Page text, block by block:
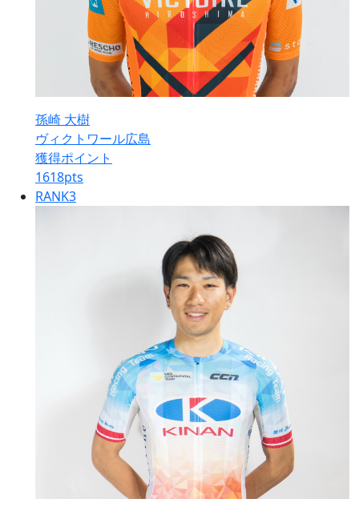
孫崎 大樹
ヴィクトワール広島
獲得ポイント
1618pts
RANK3